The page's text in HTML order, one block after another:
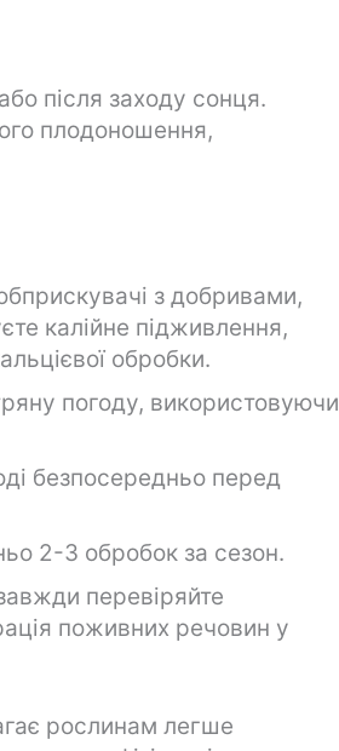
після заходу сонця.
плодоношення,
з добривами,
калійне підживлення,
обробки.
погоду, використовуючи
безпосередньо перед
2-3 обробок за сезон.
перевіряйте
поживних речовин у
рослинам легше